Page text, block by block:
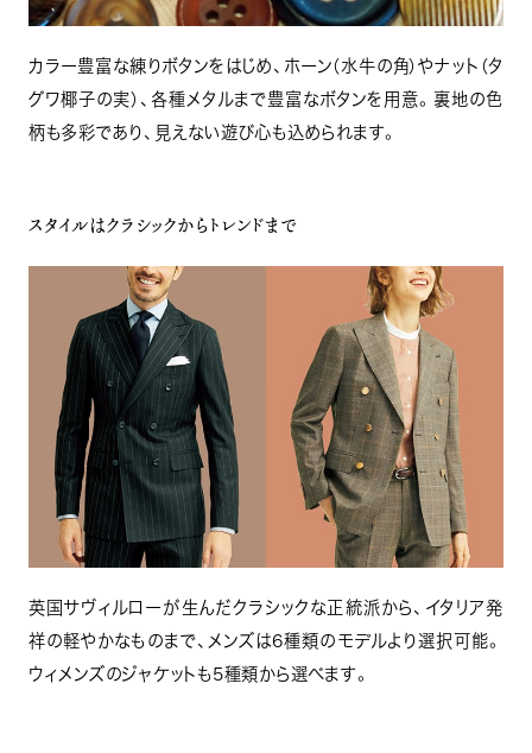
カラー豊富な練りボタンをはじめ、ホーン（水牛の角）やナット（タ
グワ椰子の実）、各種メタルまで豊富なボタンを用意。裏地の色
柄も多彩であり、見えない遊び心も込められます。
スタイルはクラシックからトレンドまで
英国サヴィルローが生んだクラシックな正統派から、イタリア発
祥の軽やかなものまで、メンズは6種類のモデルより選択可能。
ウィメンズのジャケットも5種類から選べます。